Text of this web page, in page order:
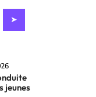
jeunes